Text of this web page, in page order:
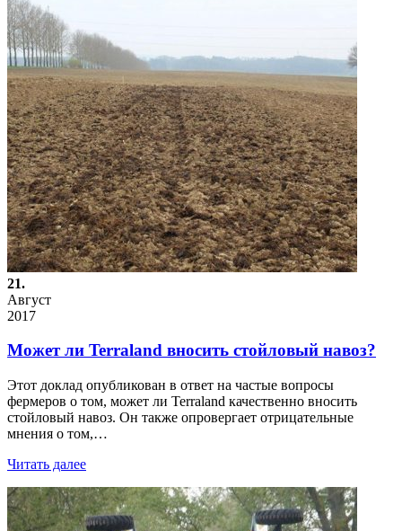
21.
Август
2017
Может ли Terraland вносить стойловый навоз?
Этот доклад опубликован в ответ на частые вопросы
фермеров о том, может ли Terraland качественно вносить
стойловый навоз. Он также опровергает отрицательные
мнения о том,…
Читать далее